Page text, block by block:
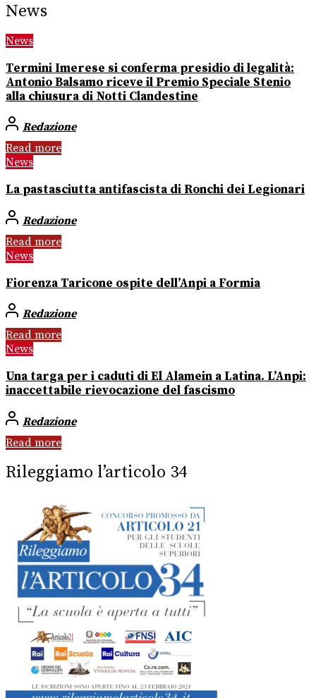
News
News
Termini Imerese si conferma presidio di legalità:
Antonio Balsamo riceve il Premio Speciale Stenio
alla chiusura di Notti Clandestine
Redazione
Read more
News
La pastasciutta antifascista di Ronchi dei Legionari
Redazione
Read more
News
Fiorenza Taricone ospite dell’Anpi a Formia
Redazione
Read more
News
Una targa per i caduti di El Alamein a Latina. L’Anpi:
inaccettabile rievocazione del fascismo
Redazione
Read more
Rileggiamo l’articolo 34